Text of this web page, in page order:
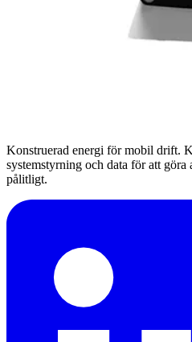
Konstruerad energi för mobil drift.
systemstyrning och data för att göra
pålitligt.